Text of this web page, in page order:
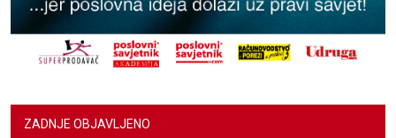
ZADNJE OBJAVLJENO